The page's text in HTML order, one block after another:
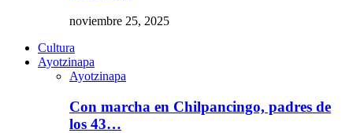
noviembre 25, 2025
Cultura
Ayotzinapa
Ayotzinapa
Con marcha en Chilpancingo, padres de
los 43…